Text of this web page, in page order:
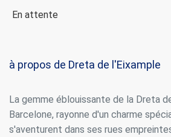
En attente
à propos de Dreta de l'Eixample
La gemme éblouissante de la Dreta
Barcelone, rayonne d'un charme
s'aventurent dans ses rues